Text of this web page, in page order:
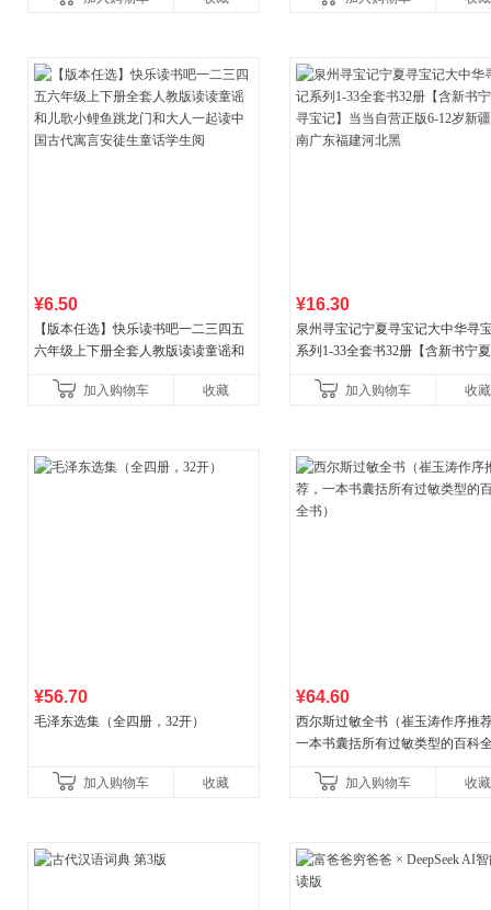
¥6.50
【版本任选】快乐读书吧一二三四五
六年级上下册全套人教版读读童谣和
古代寓言安徒生童话学生阅
加入购物车 收藏
¥16.30
泉州寻宝记宁夏寻宝记大中华寻
系列1-33全套书32册【含新书宁
广东福建河北黑
加入购物车 收藏
¥56.70
毛泽东选集（全四册，32开）
加入购物车 收藏
¥64.60
西尔斯过敏全书（崔玉涛作序推
一本书囊括所有过敏类型的百科
加入购物车
收藏